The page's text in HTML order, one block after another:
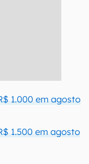
1.000 em agosto
1.500 em agosto